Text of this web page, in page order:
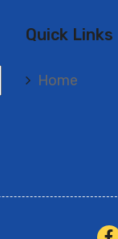
Quick Links
Home